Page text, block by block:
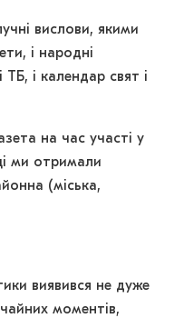
вислови, якими
і народні
і календар свят і
на час участі у
ми отримали
(міська,
виявився не дуже
моментів,